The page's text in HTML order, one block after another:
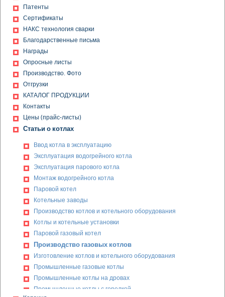
Патенты
Сертификаты
НАКС технология сварки
Благодарственные письма
Награды
Опросные листы
Производство. Фото
Отгрузки
КАТАЛОГ ПРОДУКЦИИ
Контакты
Цены (прайс-листы)
Статьи о котлах
Ввод котла в эксплуатацию
Эксплуатация водогрейного котла
Эксплуатация парового котла
Монтаж водогрейного котла
Паровой котел
Котельные заводы
Производство котлов и котельного оборудования
Котлы и котельные установки
Паровой газовый котел
Производство газовых котлов
Изготовление котлов и котельного оборудования
Промышленные газовые котлы
Промышленные котлы на дровах
Промышленные котлы с горелкой